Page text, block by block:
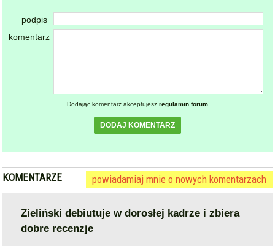
podpis
komentarz
Dodając komentarz akceptujesz regulamin forum
DODAJ KOMENTARZ
KOMENTARZE powiadamiaj mnie o nowych komentarzach
Zieliński debiutuje w dorosłej kadrze i zbiera
dobre recenzje